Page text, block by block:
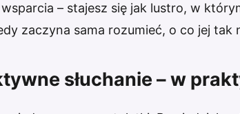
wsparcia – stajesz się jak lustro, w
zaczyna sama rozumieć, o co jej tak
słuchanie – w